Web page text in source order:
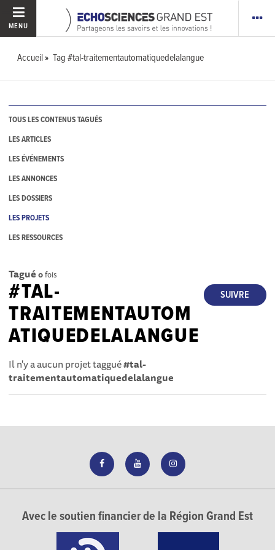
MENU
Accueil Tag #tal-traitementautomatiquedelalangue
TOUS LES CONTENUS TAGUÉS
LES ARTICLES
LES ÉVÉNEMENTS
LES ANNONCES
LES DOSSIERS
LES PROJETS
LES RESSOURCES
Tagué 0fois
SUIVRE
#TAL-
TRAITEMENTAUTOM
ATIQUEDELALANGUE
Il n'y a aucun projet taggué#tal-
traitementautomatiquedelalangue
Avec le soutien financier de la Région Grand Est